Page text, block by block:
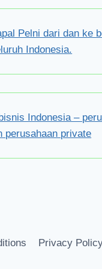
Pelni dari dan ke
Indonesia.
Indonesia –
perusahaan private
Privacy